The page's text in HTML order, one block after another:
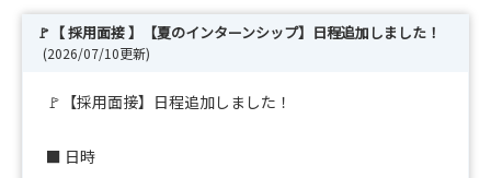
🚩【 採用面接 】【夏のインターンシップ】日程追加しました！
(2026/07/10更新)
🚩【採用面接】日程追加しました！
■ 日時